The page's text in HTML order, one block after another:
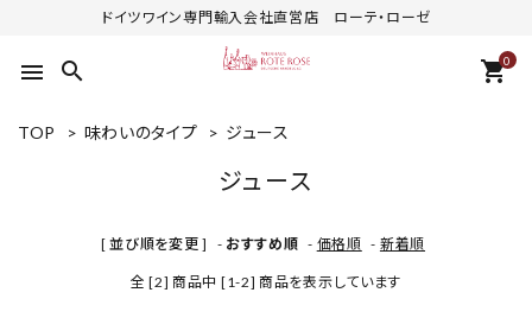
ドイツワイン専門輸入会社直営店 ローテ・ローゼ
menu search 0
shopping_cart
TOP > 味わいのタイプ > ジュース
ジュース
[ 並び順を変更 ] - おすすめ順 - 価格順 - 新着順
全 [2] 商品中 [1-2] 商品を表示しています